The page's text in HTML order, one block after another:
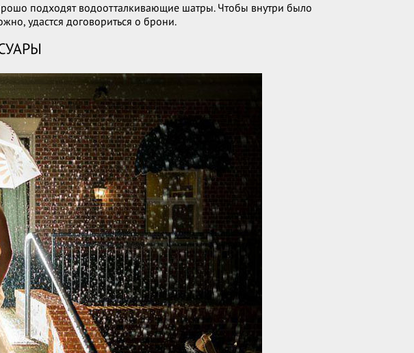
подходят водоотталкивающие шатры. Чтобы внутри было
удастся договориться о брони.